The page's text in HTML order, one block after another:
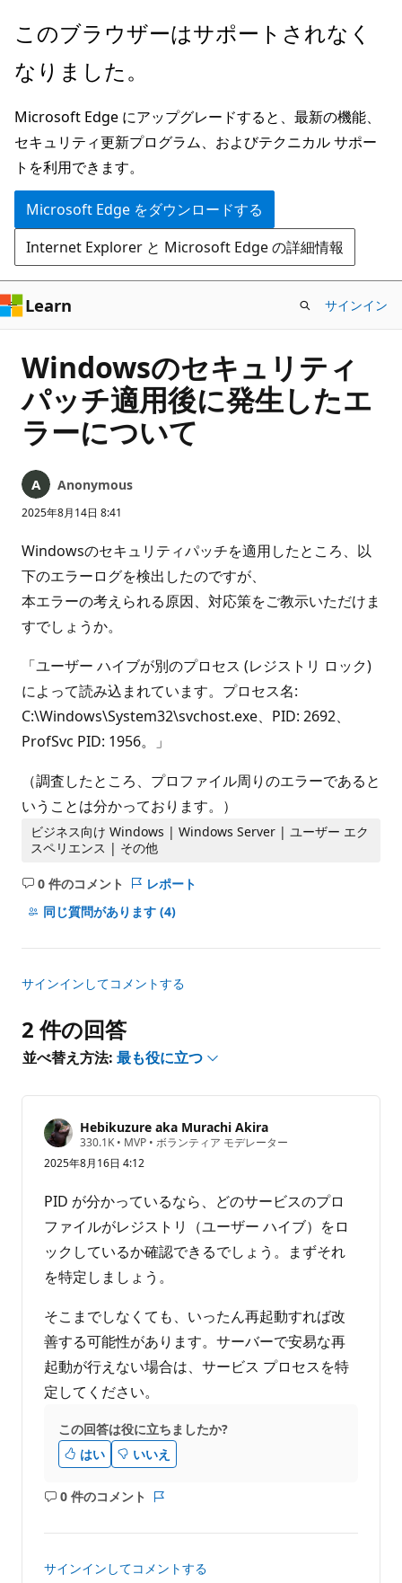
メ
ン
ン
テ
ン
ツ
に
ス
キ
ッ
プ
このブラウザーはサポートされなく
なりました。
Microsoft Edge にアップグレードすると、最新の機能、
セキュリティ更新プログラム、およびテクニカル サポー
トを利用できます。
Microsoft Edge をダウンロードする
Internet Explorer と Microsoft Edge の詳細情報
Learn サインイン
Windowsのセキュリティ
パッチ適用後に発生したエ
ラーについて
Anonymous
2025年8月14日 8:41
Windowsのセキュリティパッチを適用したところ、以
下のエラーログを検出したのですが、
本エラーの考えられる原因、対応策をご教示いただけま
すでしょうか。
「ユーザー ハイブが別のプロセス (レジストリ ロック)
によって読み込まれています。プロセス名:
C:\Windows\System32\svchost.exe、PID: 2692、
ProfSvc PID: 1956。」
（調査したところ、プロファイル周りのエラーであると
いうことは分かっております。）
ビジネス向け Windows | Windows Server | ユーザー エク
スペリエンス | その他
0 件のコメント
コ
メ
ト
あ
ま
せ
ん
レポート
同じ質問があります (4)
サインインしてコメントする
2 件の回答
並べ替え方法: 最も役に立つ
Hebikuzure aka Murachi Akira
330.1K 評
価
の
ン
ト
• MVP • ボランティア モデレーター
2025年8月16日 4:12
PID が分かっているなら、どのサービスのプロ
ファイルがレジストリ（ユーザー ハイブ）をロ
ックしているか確認できるでしょう。まずそれ
を特定しましょう。
そこまでしなくても、いったん再起動すれば改
善する可能性があります。サーバーで安易な再
起動が行えない場合は、サービス プロセスを特
定してください。
この回答は役に立ちましたか?
はい
いいえ
0 件のコメント
コ
ト
ト
サインインしてコメントする